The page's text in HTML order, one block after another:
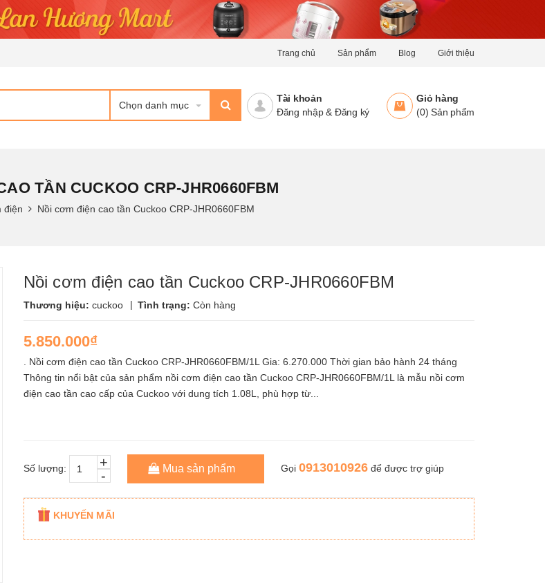
Trang chủ Sản phẩm Blog Giới thiệu
Chọn danh mục
Giỏ hàng
(0) Sản phẩm
Tài khoản
Đăng nhập& Đăng ký
TẦN CUCKOO CRP-JHR0660FBM
điện Nồi cơm điện cao tần Cuckoo CRP-JHR0660FBM
Nồi cơm điện cao tần Cuckoo CRP-JHR0660FBM
Thương hiệu: cuckoo | Tình trạng: Còn hàng
5.850.000₫
. Nồi cơm điện cao tần Cuckoo CRP-JHR0660FBM/1L Gia: 6.270.000 Thời gian bảo hành 24 tháng
Thông tin nổi bật của sản phẩm nồi cơm điện cao tần Cuckoo CRP-JHR0660FBM/1L là mẫu nồi cơm
điện cao tần cao cấp của Cuckoo với dung tích 1.08L, phù hợp từ...
Số lượng: -
+ Mua sản phẩm Gọi 0913010926để được trợ giúp
KHUYẾN MÃI